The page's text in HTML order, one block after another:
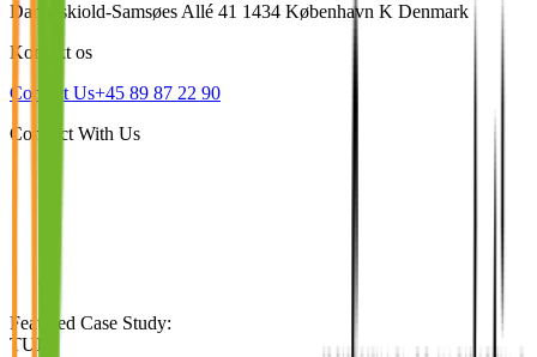
Danneskiold-Samsøes Allé 41 1434 København K Denmark
Kontakt os
Contact Us+45 89 87 22 90
Connect With Us
Featured Case Study:
TUI